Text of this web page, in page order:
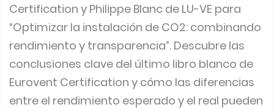
Certification y Philippe Blanc de LU-VE para
“Optimizar la instalación de CO2: combinando
rendimiento y transparencia”. Descubre las
conclusiones clave del último libro blanco de
Eurovent Certification y cómo las diferencias
entre el rendimiento esperado y el real pueden